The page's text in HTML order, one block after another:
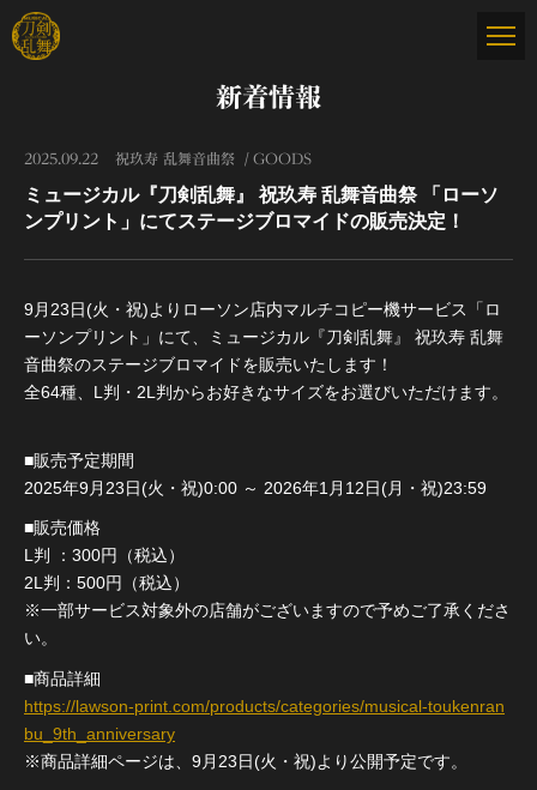
新着情報
2025.09.22 祝玖寿 乱舞音曲祭 GOODS
ミュージカル『刀剣乱舞』 祝玖寿 乱舞音曲祭 「ローソ
ンプリント」にてステージブロマイドの販売決定！
9月23日(火・祝)よりローソン店内マルチコピー機サービス「ロ
ーソンプリント」にて、ミュージカル『刀剣乱舞』 祝玖寿 乱舞
音曲祭のステージブロマイドを販売いたします！
全64種、L判・2L判からお好きなサイズをお選びいただけます。
■販売予定期間
2025年9月23日(火・祝)0:00 ～ 2026年1月12日(月・祝)23:59
■販売価格
L判 ：300円（税込）
2L判：500円（税込）
※一部サービス対象外の店舗がございますので予めご了承くださ
い。
■商品詳細
https://lawson-print.com/products/categories/musical-toukenran
bu_9th_anniversary
※商品詳細ページは、9月23日(火・祝)より公開予定です。